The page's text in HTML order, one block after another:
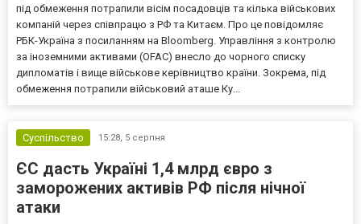
під обмеження потрапили вісім посадовців та кілька військових
компаній через співпрацю з РФ та Китаєм. Про це повідомляє
РБК-Україна з посиланням на Bloomberg. Управління з контролю
за іноземними активами (OFAC) внесло до чорного списку
дипломатів і вище військове керівництво країни. Зокрема, під
обмеження потрапили військовий аташе Ку...
Суспільство 15:28, 5 серпня
ЄС дасть Україні 1,4 млрд євро з
заморожених активів РФ після нічної
атаки